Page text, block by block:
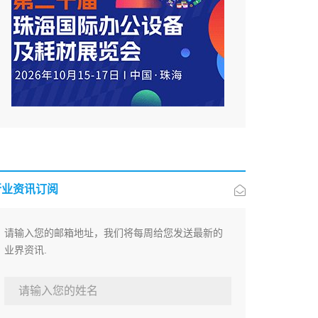
资讯订阅
请输入您的邮箱地址，我们将每周给您发送最新的
业界资讯.